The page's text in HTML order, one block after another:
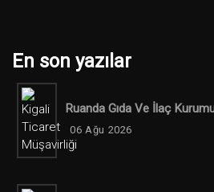
En son yazılar
Ruanda Gıda Ve İlaç
06 Ağu 2026